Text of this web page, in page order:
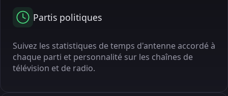
Partis politiques
Suivez les statistiques de temps d'antenne accordé à
chaque parti et personnalité sur les chaînes de
télévision et de radio.